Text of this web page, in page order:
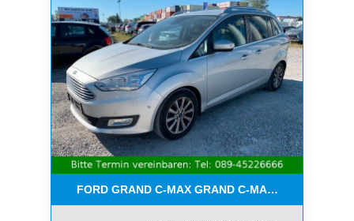
FORD GRAND C-MAX GRAND C-MAX TITANIUM*7-